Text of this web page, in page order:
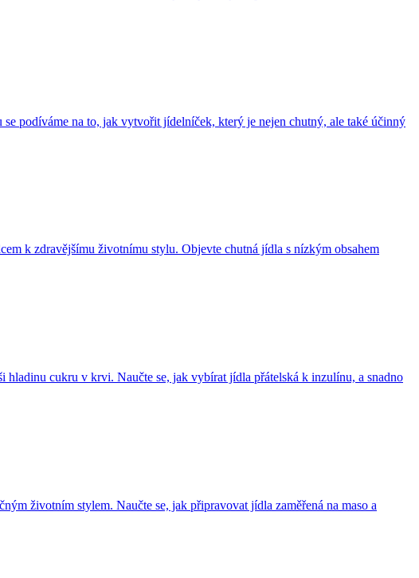
podíváme na to, jak vytvořit jídelníček, který je nejen chutný, ale také účinný
k zdravějšímu životnímu stylu. Objevte chutná jídla s nízkým obsahem
cukru v krvi. Naučte se, jak vybírat jídla přátelská k inzulínu, a snadno
životním stylem. Naučte se, jak připravovat jídla zaměřená na maso a